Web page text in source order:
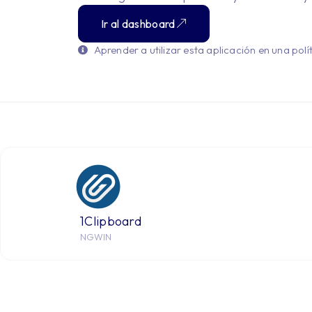
Ir al dashboard
Aprender a utilizar esta aplicación en una
1Clipboard
NGWIN